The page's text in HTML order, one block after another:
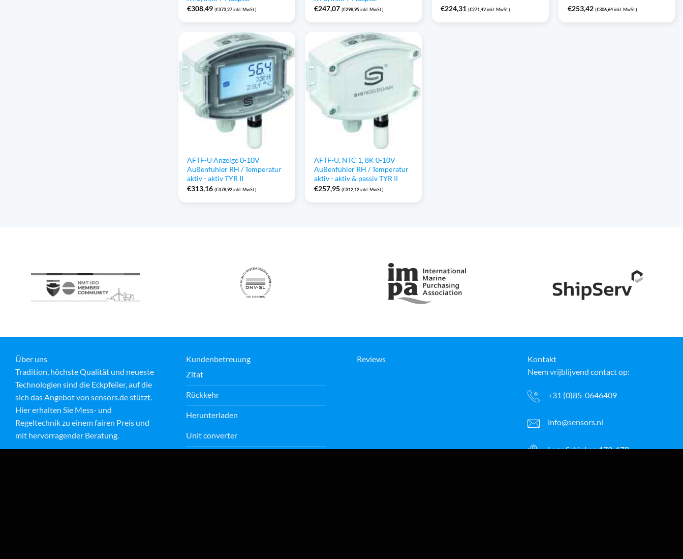
€308,49 (€373,27inkl. MwSt.)
€247,07 (€298,95inkl. MwSt.) €224,31 (€271,42inkl. MwSt.) €253,42 (€306,64inkl. MwSt.)
AFTF-U Anzeige 0-10V
Außenfühler RH / Temperatur
aktiv - aktiv TYR II
€313,16 (€378,92inkl. MwSt.)
AFTF-U, NTC 1, 8K 0-10V
Außenfühler RH / Temperatur
aktiv - aktiv & passiv TYR II
€257,95 (€312,12inkl. MwSt.)
Über uns
Tradition, höchste Qualität und neueste
Technologien sind die Eckpfeiler, auf die
sich das Angebot von sensors.de stützt.
Hier erhalten Sie Mess- und
Regeltechnik zu einem fairen Preis und
mit hervorragender Beratung.
Kundenbetreuung
Zitat
Rückkehr
Herunterladen
Unit converter
Reviews
Kontakt
Neem vrijblijvend contact op:
+31 (0)85-0646409
info@sensors.nl
Lage Schinken 172-178